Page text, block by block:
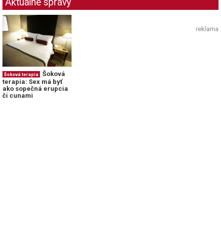
Šoková terapia
Šoková
terapia: Sex má byť
ako sopečná erupcia
či cunami
reklama